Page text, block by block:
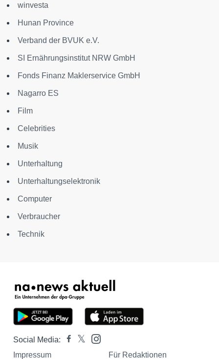
winvesta
Hunan Province
Verband der BVUK e.V.
SI Ernährungsinstitut NRW GmbH
Fonds Finanz Maklerservice GmbH
Nagarro ES
Film
Celebrities
Musik
Unterhaltung
Unterhaltungselektronik
Computer
Verbraucher
Technik
Social Media:
Impressum
Für Redaktionen